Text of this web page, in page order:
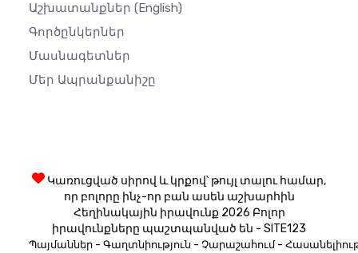
Աշխատանքներ (English)
Գործընկերներ
Մասնագետներ
Մեր Ապրանքանիշը
Կառուցված սիրով և կրքով՝ թույլ տալու համար,
որ բոլորը ինչ-որ բան ասեն աշխարհին
Հեղինակային իրավունք 2026 Բոլոր
իրավունքները պաշտպանված են - SITE123
Պայմաններ - Գաղտնիություն - Չարաշահում-